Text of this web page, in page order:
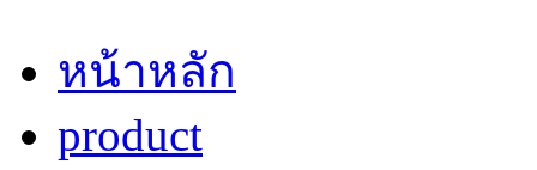
หน้าหลัก
product